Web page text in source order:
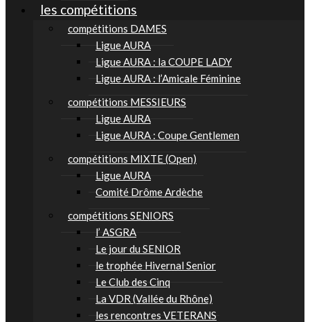
les compétitions
compétitions DAMES
Ligue AURA
Ligue AURA : la COUPE LADY
Ligue AURA : l’Amicale Féminine
compétitions MESSIEURS
Ligue AURA
Ligue AURA : Coupe Gentlemen
compétitions MIXTE (Open)
Ligue AURA
Comité Drôme Ardèche
compétitions SENIORS
l’ ASGRA
Le jour du SENIOR
le trophée Hivernal Senior
Le Club des Cinq
La VDR (Vallée du Rhône)
les rencontres VETERANS